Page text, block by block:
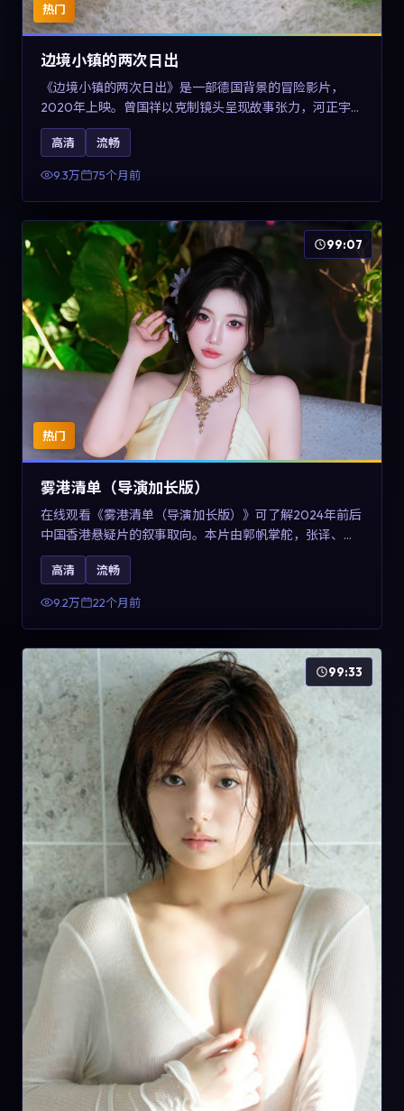
热门
边境小镇的两次日出
《边境小镇的两次日出》是一部德国背景的冒险影片，
2020年上映。曾国祥以克制镜头呈现故事张力，河正宇、
孙俪与任素汐的对手戏可圈可点。剧情层面在战争余波中
刻画小人物的尊严与信念，对关注导演风格与演员阵容的
观众具有检索与收藏价值。
高清 流畅
9.3万 75个月前
热门
99:07
雾港清单（导演加长版）
在线观看《雾港清单（导演加长版）》可了解2024年前后
中国香港悬疑片的叙事取向。本片由郭帆掌舵，张译、王
景春与咏梅主演，情节通过音乐与声音设计强化情绪张
力，兼具娱乐性与讨论空间，适合作为片单补充与类型对
比参考。
高清 流畅
9.2万 22个月前
99:33